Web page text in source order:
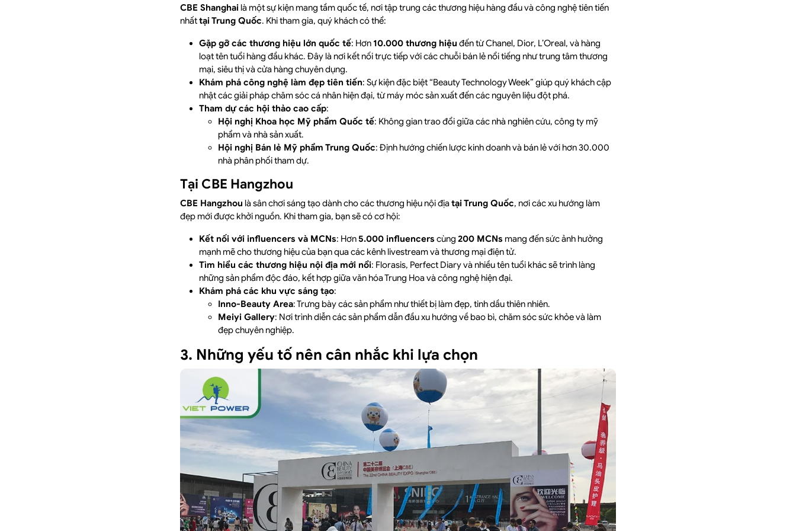
CBE Shanghai là một sự kiện mang tầm quốc tế, nơi tập trung các thương hiệu hàng đầu và công nghệ tiên tiến
nhấttại Trung Quốc. Khi tham gia, quý khách có thể:
Gặp gỡ các thương hiệu lớn quốc tế: Hơn 10.000 thương hiệu đến từ Chanel, Dior, L’Oreal, và hàng
loạt tên tuổi hàng đầu khác. Đây là nơi kết nối trực tiếp với các chuỗi bán lẻ nổi tiếng như trung tâm thương
mại, siêu thị và cửa hàng chuyên dụng.
Khám phá công nghệ làm đẹp tiên tiến: Sự kiện đặc biệt “Beauty Technology Week” giúp quý khách cập
nhật các giải pháp chăm sóc cá nhân hiện đại, từ máy móc sản xuất đến các nguyên liệu đột phá.
Tham dự các hội thảo cao cấp:
Hội nghị Khoa học Mỹ phẩm Quốc tế: Không gian trao đổi giữa các nhà nghiên cứu, công ty mỹ
phẩm và nhà sản xuất.
Hội nghị Bán lẻ Mỹ phẩm Trung Quốc: Định hướng chiến lược kinh doanh và bán lẻ với hơn 30.000
nhà phân phối tham dự.
Tại CBE Hangzhou
CBE Hangzhou là sân chơi sáng tạo dành cho các thương hiệu nội địatại Trung Quốc, nơi các xu hướng làm
đẹp mới được khởi nguồn. Khi tham gia, bạn sẽ có cơ hội:
Kết nối với influencers và MCNs: Hơn5.000 influencers cùng 200 MCNs mang đến sức ảnh hưởng
mạnh mẽ cho thương hiệu của bạn qua các kênh livestream và thương mại điện tử.
Tìm hiểu các thương hiệu nội địa mới nổi: Florasis, Perfect Diary và nhiều tên tuổi khác sẽ trình làng
những sản phẩm độc đáo, kết hợp giữa văn hóa Trung Hoa và công nghệ hiện đại.
Khám phá các khu vực sáng tạo:
Inno-Beauty Area: Trưng bày các sản phẩm như thiết bị làm đẹp, tinh dầu thiên nhiên.
Meiyi Gallery: Nơi trình diễn các sản phẩm dẫn đầu xu hướng về bao bì, chăm sóc sức khỏe và làm
đẹp chuyên nghiệp.
3. Những yếu tố nên cân nhắc khi lựa chọn